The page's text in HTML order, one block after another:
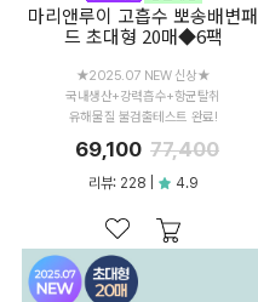
마리앤루이 고흡수 뽀송배변패
드 초대형 20매◆6팩
★2025.07 NEW 신상★
국내생산+강력흡수+항균탈취
유해물질 불검출테스트 완료!
69,100 77,400
리뷰: 228 | 4.9